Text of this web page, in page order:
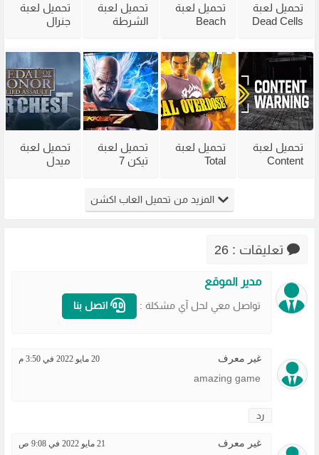
تحميل لعبة
Dead Cells
الاضافات
تحميل لعبة
Beach
من ميديا
فاير
تحميل لعبة
الشرطة
من ميديا
فاير
تحميل لعبة
جنرال
Zero Hour
للكمبيوتر
تحميل لعبة
Content
تحميل لعبة
Total
من ميديا
فاير
مضغوطة
تحميل لعبة
تيكن 7
الاصلية مع
الاونلاين
تحميل لعبة
ميدل
المزيد من تحميل العاب اكشن
تعليقات : 26
مدير الموقع
تواصل معي لحل آي مشكلة : اتصل بنا
غير معرف 20 مايو 2022 في 3:50 م
amazing game
رد
غير معرف 21 مايو 2022 في 9:08 ص